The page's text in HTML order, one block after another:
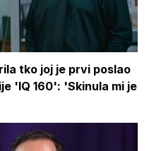
tko joj je prvi poslao
'IQ 160': 'Skinula mi je